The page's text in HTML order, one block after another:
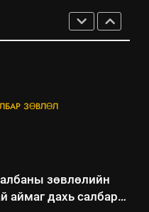
2025 оны үйл
жилийн
ЗӨВЛӨЛ